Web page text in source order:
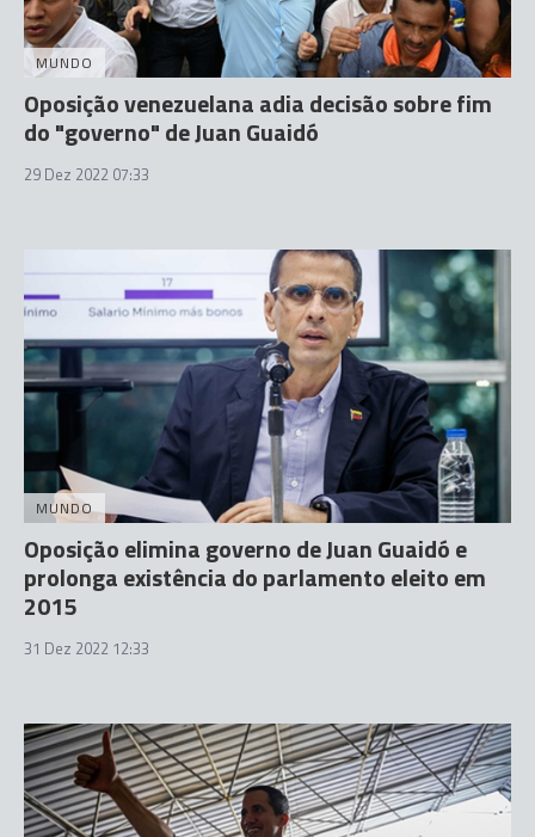
MUNDO
Oposição venezuelana adia decisão sobre fim
do "governo" de Juan Guaidó
29 Dez 2022 07:33
MUNDO
Oposição elimina governo de Juan Guaidó e
prolonga existência do parlamento eleito em
2015
31 Dez 2022 12:33